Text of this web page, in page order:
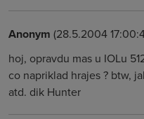
Anonym (28.5.2004
hoj, opravdu mas u IOLu
co napriklad hrajes ? btw,
atd. dik Hunter